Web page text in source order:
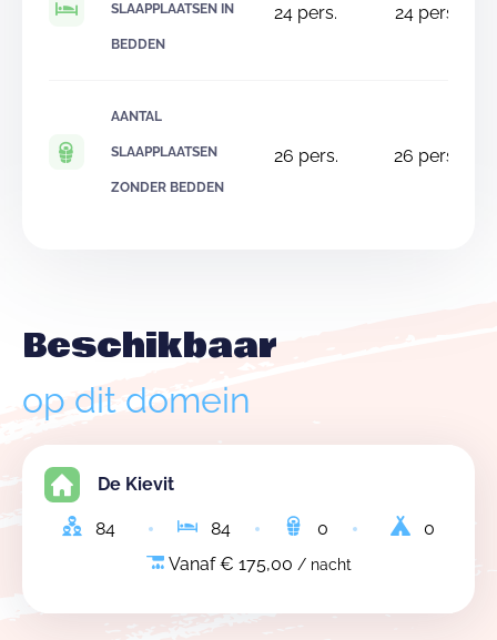
SLAAPPLAATSEN IN
BEDDEN
24 pers. 24pers.
AANTAL
SLAAPPLAATSEN
ZONDER BEDDEN
26 pers. 26 pers.
Beschikbaar
op dit domein
De Kievit
84 84 0
0
Vanaf € 175,00 / nacht